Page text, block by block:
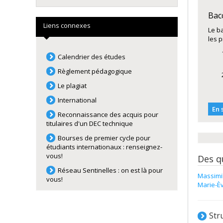
Le
les
En
Des
Marie-
Liens connexes
Calendrier des études
Règlement pédagogique
Le plagiat
International
Reconnaissance des acquis pour
titulaires d'un DEC technique
Bourses de premier cycle pour
étudiants internationaux : renseignez-
vous!
Réseau Sentinelles : on est là pour
vous!